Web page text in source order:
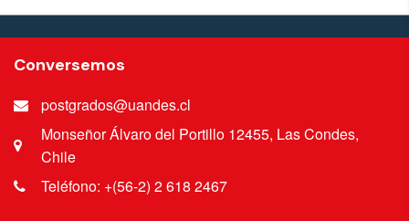
Conversemos
postgrados@uandes.cl
Monseñor Álvaro del Portillo 12455, Las Condes,
Chile
Teléfono: +(56-2) 2 618 2467